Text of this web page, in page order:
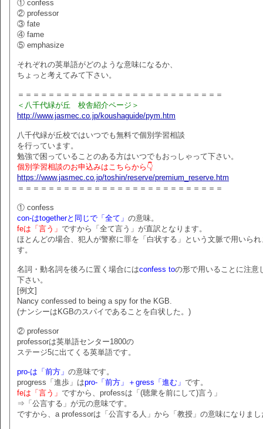
① confess
② professor
③ fate
④ fame
⑤ emphasize
それぞれの英単語がどのような意味になるか、
ちょっと考えてみて下さい。
＝＝＝＝＝＝＝＝＝＝＝＝＝＝＝＝＝＝＝＝＝＝＝＝＝＝＝
＜八千代緑が丘 校舎紹介ページ＞
http://www.jasmec.co.jp/koushaguide/pym.htm
八千代緑が丘校ではいつでも無料で個別学習相談
を行っています。
勉強で困っていることのある方はいつでもおっしゃって下さい。
個別学習相談のお申込みはこちらから👇
https://www.jasmec.co.jp/toshin/reserve/premium_reserve.htm
＝＝＝＝＝＝＝＝＝＝＝＝＝＝＝＝＝＝＝＝＝＝＝＝＝＝＝
① confess
con-はtogetherと同じで「全て」 の意味。
feは「言う」 ですから「全て言う」が直訳となります。
ほとんどの場合、犯人が警察に罪を「白状する」という文脈で用いられ
す。
名詞・動名詞を後ろに置く場合にはconfess toの形で用いることに注意
下さい。
[例文]
Nancy confessed to being a spy for the KGB.
(ナンシーはKGBのスパイであることを白状した。)
② professor
professorは英単語センター1800の
ステージ5に出てくる英単語です。
pro-は「前方」 の意味です。
progress「進歩」はpro-「前方」＋gress「進む」 です。
feは「言う」 ですから、professは「(聴衆を前にして)言う」
⇒「公言する」が元の意味です。
ですから、a professorは「公言する人」から「教授」の意味になりまし